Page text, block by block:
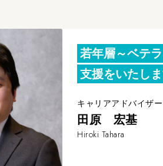
若年層～ベテ
支援をいたしま
キャリアアドバイザー
田原 宏基
Hiroki Tahara